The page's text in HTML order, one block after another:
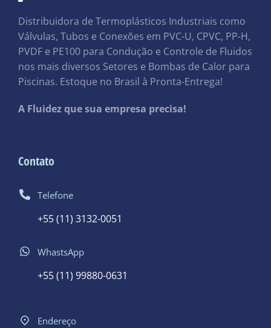
Distribuidora de Termoplásticos Industriais como
Válvulas, Tubos e Conexões em PVC-U, CPVC, PP-H,
PVDF e PE100 para Condução e Controle de Fluidos
nos mais diversos Setores e Bombas de Calor para
Piscinas. Estoque no Brasil à Pronta-Entrega!
A Fluidez que sua empresa precisa!
Contato
Telefone
+55 (11) 3132-0051
WhastsApp
+55 (11) 99880-0631
Endereço